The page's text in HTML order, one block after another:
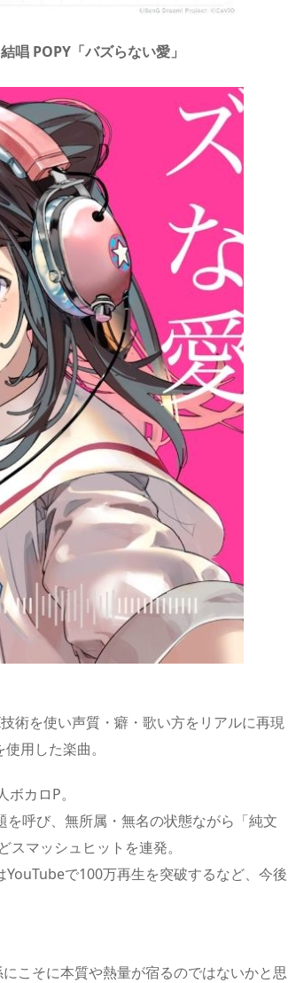
唱 POPY「バズらない愛」
術を使い声質・癖・歌い方をリアルに再現
用した楽曲。
カロP。
呼び、無所属・無名の状態ながら「純文
マッシュヒットを連発。
で100万再生を突破するなど、今後
こそに本質や熱量が宿るのではないかと思